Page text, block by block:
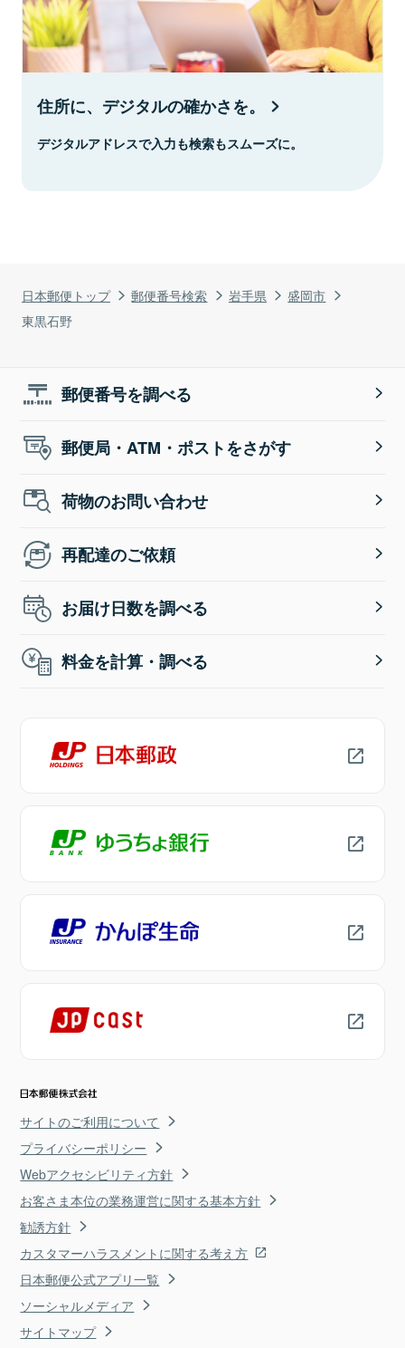
日本郵便トップ 郵便番号検索 岩手県
盛岡市
東黒石野
住所に、デジタルの確かさを。
デジタルアドレスで入力も検索もスムーズに。
郵便番号を調べる
郵便局・ATM・ポストをさがす
荷物のお問い合わせ
再配達のご依頼
お届け日数を調べる
料金を計算・調べる
サイトのご利用について
プライバシーポリシー
Webアクセシビリティ方針
お客さま本位の業務運営に関する基本方針
勧誘方針
カスタマーハラスメントに関する考え方
日本郵便公式アプリ一覧
ソーシャルメディア
サイトマップ